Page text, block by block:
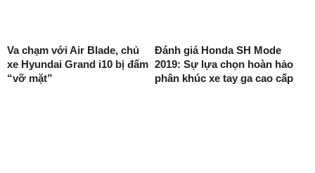
Va chạm với Air Blade, chủ
xe Hyundai Grand i10 bị đấm
“vỡ mặt”
Đánh giá Honda SH Mode
2019: Sự lựa chọn hoàn hảo
phân khúc xe tay ga cao cấp